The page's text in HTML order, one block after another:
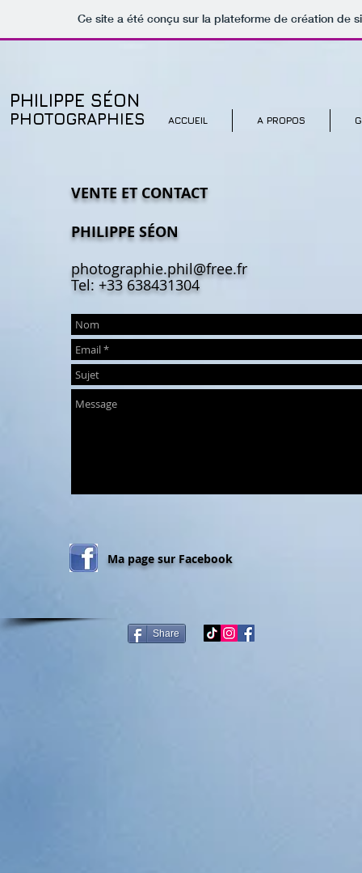
Ce site a été conçu sur la plateforme de création de
PHILIPPE SÉON
PHOTOGRAPHIES ACCUEIL A PROPOS
VENTE ET CONTACT
PHILIPPE SÉON
photographie.phil@free.fr
Tel: +33 638431304
Ma page sur Facebook
Share